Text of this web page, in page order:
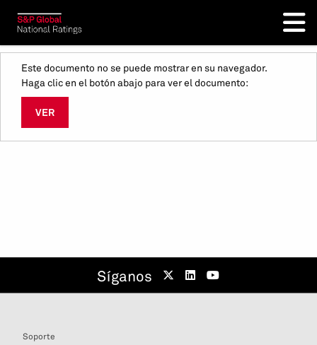
Este documento no se puede mostrar en su navegador.
Haga clic en el botón abajo para ver el documento:
VER
Síganos
Soporte